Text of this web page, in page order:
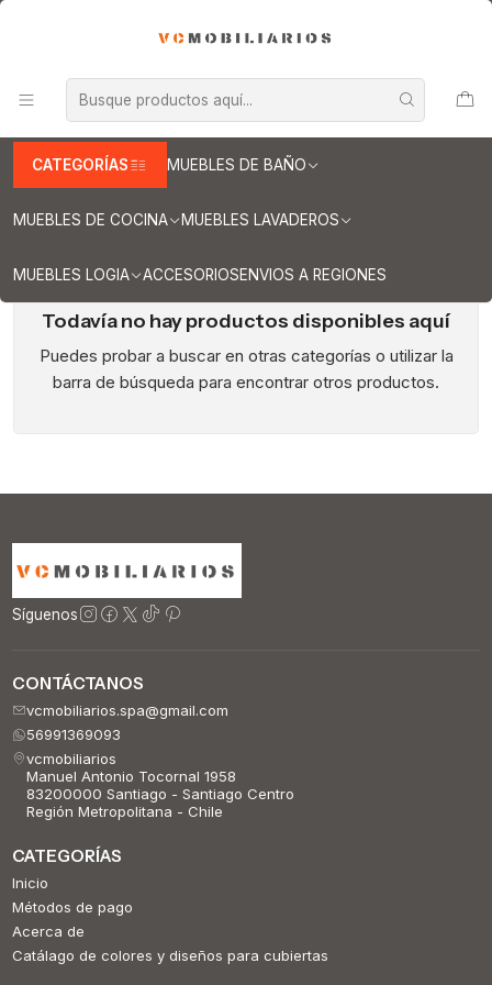
CATEGORÍAS MUEBLES DE BAÑO
MUEBLES DE COCINA MUEBLES LAVADEROS
MUEBLES LOGIA ACCESORIOSENVIOS A REGIONES
Muebles Integrales ( lavaplatos / encimera / lavavajilla )
Muebles integrales con cubierta de Cuarzo y Granito
Muebles integrales de 100 cm
Muebles integrales de 100 cm
Todavía no hay productos disponibles aquí
Puedes probar a buscar en otras categorías o utilizar la
barra de búsqueda para encontrar otros productos.
Síguenos
CONTÁCTANOS
vcmobiliarios.spa@gmail.com
56991369093
vcmobiliarios
Manuel Antonio Tocornal 1958
83200000 Santiago - Santiago Centro
Región Metropolitana - Chile
CATEGORÍAS
Inicio
Métodos de pago
Acerca de
Catálago de colores y diseños para cubiertas